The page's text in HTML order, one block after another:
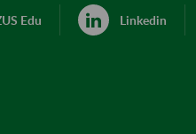
Edu Linkedin